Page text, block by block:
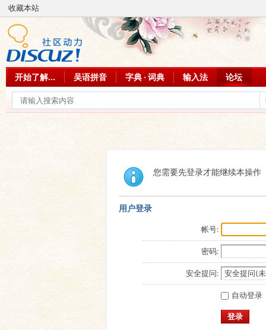
收藏本站
开始了解... 吴语拼音 字典 · 词典 输入法 论坛
您需要先登录才能继续本操作
用户登录
帐号:
密码:
安全提问:
自动登录
登录